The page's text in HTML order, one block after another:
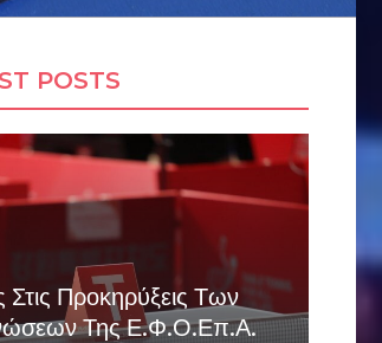
POSTS
Στις Προκηρύξεις Των
Της Ε.Φ.Ο.Επ.Α.